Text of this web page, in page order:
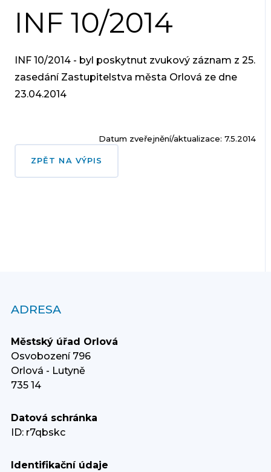
INF 10/2014
INF 10/2014 - byl poskytnut zvukový záznam z 25.
zasedání Zastupitelstva města Orlová ze dne
23.04.2014
Datum zveřejnění/aktualizace: 7.5.2014
ZPĚT NA VÝPIS
ADRESA
Městský úřad Orlová
Osvobození 796
Orlová - Lutyně
735 14
Datová schránka
ID: r7qbskc
Identifikační údaje